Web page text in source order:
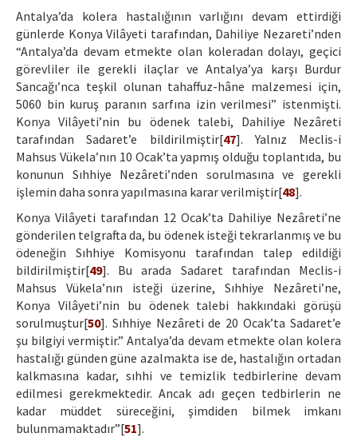
Antalya’da kolera hastalığının varlığını devam ettirdiği
günlerde Konya Vilâyeti tarafından, Dahiliye Nezareti’nden
“Antalya’da devam etmekte olan koleradan dolayı, geçici
görevliler ile gerekli ilaçlar ve Antalya’ya karşı Burdur
Sancağı’nca teşkil olunan tahaffuz-hâne malzemesi için,
5060 bin kuruş paranın sarfına izin verilmesi” istenmişti.
Konya Vilâyeti’nin bu ödenek talebi, Dahiliye Nezâreti
tarafından Sadaret’e bildirilmiştir[47]. Yalnız Meclis-i
Mahsus Vükela’nın 10 Ocak’ta yapmış olduğu toplantıda, bu
konunun Sıhhiye Nezâreti’nden sorulmasına ve gerekli
işlemin daha sonra yapılmasına karar verilmiştir[48].
Konya Vilâyeti tarafından 12 Ocak’ta Dahiliye Nezâreti’ne
gönderilen telgrafta da, bu ödenek isteği tekrarlanmış ve bu
ödeneğin Sıhhiye Komisyonu tarafından talep edildiği
bildirilmiştir[49]. Bu arada Sadaret tarafından Meclis-i
Mahsus Vükela’nın isteği üzerine, Sıhhiye Nezâreti’ne,
Konya Vilâyeti’nin bu ödenek talebi hakkındaki görüşü
sorulmuştur[50]. Sıhhiye Nezâreti de 20 Ocak’ta Sadaret’e
şu bilgiyi vermiştir.” Antalya’da devam etmekte olan kolera
hastalığı günden güne azalmakta ise de, hastalığın ortadan
kalkmasına kadar, sıhhi ve temizlik tedbirlerine devam
edilmesi gerekmektedir. Ancak adı geçen tedbirlerin ne
kadar müddet süreceğini, şimdiden bilmek imkanı
bulunmamaktadır”[51].